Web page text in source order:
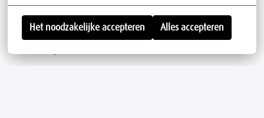
Het noodzakelijke accepteren Alles accepteren
Het aanleveren van een Verklaring Omtrent Gedrag en een
integriteitscontrole via het waarschuwingsregister van de
stichting Fraude Aanpak Detailhandel zijn onderdeel van de